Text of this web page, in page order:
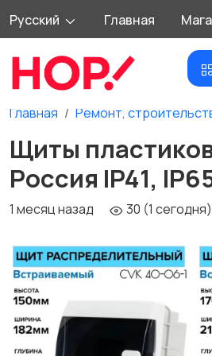
Русский Главная
Главная Ремонт,
Щиты
Россия IP41,
1 месяц назад 30 (1 сегодня)